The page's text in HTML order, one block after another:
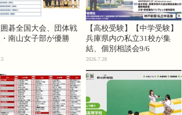
碁全国大会、団体戦
南山女子部が優勝
【高校受験】【中学受験】
兵庫県内の私立31校が集
結、個別相談会9/6
2026.7.28